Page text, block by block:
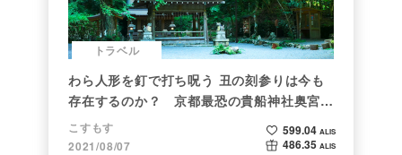
トラベル
わら人形を釘で打ち呪う 丑の刻参りは今も
存在するのか？ 京都最恐の貴船神社奥宮を
調べた
こすもす
2021/08/07
599.04 ALIS
486.35 ALIS